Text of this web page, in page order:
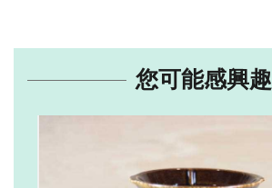
您可能感興趣